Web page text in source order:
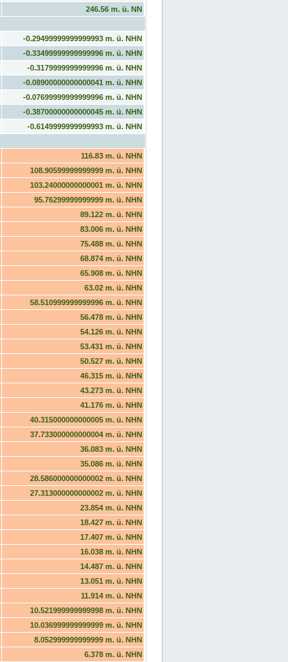
246.56 m. ü. NN
-0.29499999999999993 m. ü. NHN
-0.33499999999999996 m. ü. NHN
-0.3179999999999996 m. ü. NHN
-0.08900000000000041 m. ü. NHN
-0.07699999999999996 m. ü. NHN
-0.38700000000000045 m. ü. NHN
-0.6149999999999993 m. ü. NHN
116.83 m. ü. NHN
108.90599999999999 m. ü. NHN
103.24000000000001 m. ü. NHN
95.76299999999999 m. ü. NHN
89.122 m. ü. NHN
83.006 m. ü. NHN
75.488 m. ü. NHN
68.874 m. ü. NHN
65.908 m. ü. NHN
63.02 m. ü. NHN
58.510999999999996 m. ü. NHN
56.478 m. ü. NHN
54.126 m. ü. NHN
53.431 m. ü. NHN
50.527 m. ü. NHN
46.315 m. ü. NHN
43.273 m. ü. NHN
41.176 m. ü. NHN
40.315000000000005 m. ü. NHN
37.733000000000004 m. ü. NHN
36.083 m. ü. NHN
35.086 m. ü. NHN
28.586000000000002 m. ü. NHN
27.313000000000002 m. ü. NHN
23.854 m. ü. NHN
18.427 m. ü. NHN
17.407 m. ü. NHN
16.038 m. ü. NHN
14.487 m. ü. NHN
13.051 m. ü. NHN
11.914 m. ü. NHN
10.521999999999998 m. ü. NHN
10.036999999999999 m. ü. NHN
8.052999999999999 m. ü. NHN
6.378 m. ü. NHN